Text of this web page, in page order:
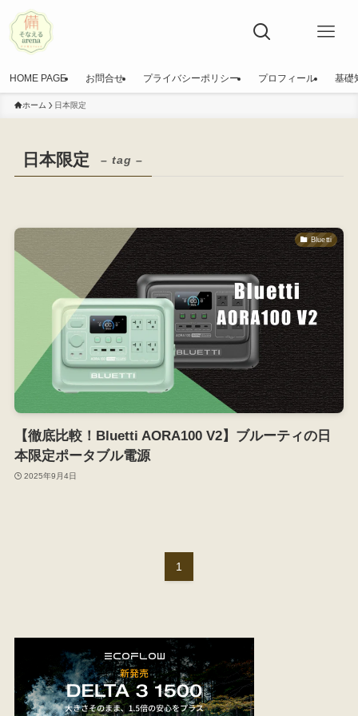
HOME PAGE お問合せ プライバシーポリシー プロフィール 基礎
ホーム 日本限定
日本限定 – tag –
Bluetti
【徹底比較！Bluetti AORA100 V2】ブルーティの日
本限定ポータブル電源
2025年9月4日
1